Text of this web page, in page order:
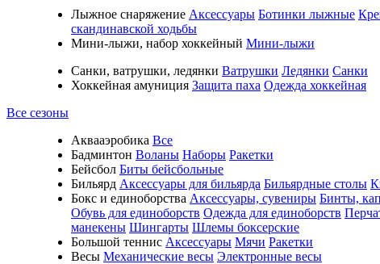
Лыжное снаряжение Аксессуары Ботинки лыжные
скандинавской ходьбы
Мини-лыжи, набор хоккейный Мини-лыжи
Санки, ватрушки, ледянки Ватрушки Ледянки Санки
Хоккейная амуниция Защита паха Одежда хоккейная
Все сезоны
Аквааэробика Все
Бадминтон Воланы Наборы Ракетки
Бейсбол Биты бейсбольные
Бильярд Аксессуары для бильярда Бильярдные столы
Бокс и единоборства Аксессуары, сувениры Бинты,
Обувь для единоборств Одежда для единоборств
манекены Шингарты Шлемы боксерские
Большой теннис Аксессуары Мячи Ракетки
Весы Механические весы Электронные весы